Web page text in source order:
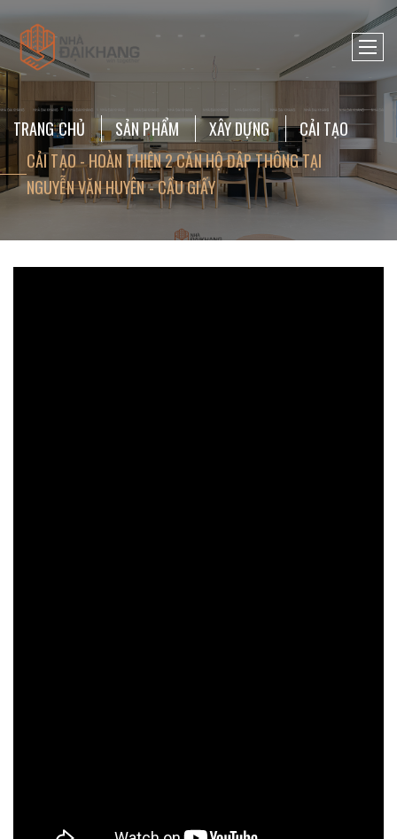
TRANG CHỦ SẢN PHẨM XÂY DỰNG
CẢI TẠO
CẢI TẠO - HOÀN THIỆN 2 CĂN HỘ ĐẬP THÔNG TẠI
NGUYỄN VĂN HUYÊN - CẦU GIẤY